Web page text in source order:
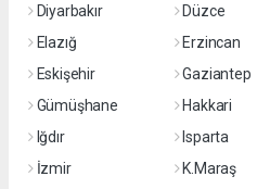
Diyarbakır
Düzce
Elazığ
Erzincan
Eskişehir
Gaziantep
Gümüşhane
Hakkari
Iğdır
Isparta
İzmir
K.Maraş